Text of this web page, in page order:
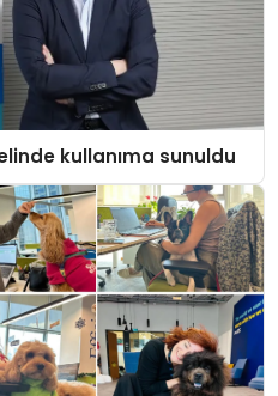
kullanıma sunuldu